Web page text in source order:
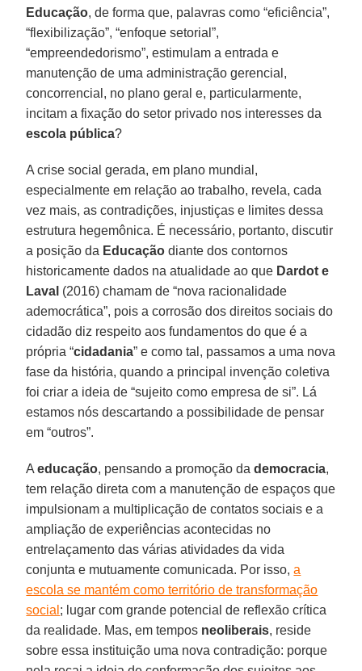
Educação, de forma que, palavras como “eficiência”,
“flexibilização”, “enfoque setorial”,
“empreendedorismo”, estimulam a entrada e
manutenção de uma administração gerencial,
concorrencial, no plano geral e, particularmente,
incitam a fixação do setor privado nos interesses da
escola pública?
A crise social gerada, em plano mundial,
especialmente em relação ao trabalho, revela, cada
vez mais, as contradições, injustiças e limites dessa
estrutura hegemônica. É necessário, portanto, discutir
a posição da Educação diante dos contornos
historicamente dados na atualidade ao que Dardot e
Laval (2016) chamam de “nova racionalidade
ademocrática”, pois a corrosão dos direitos sociais do
cidadão diz respeito aos fundamentos do que é a
própria “cidadania” e como tal, passamos a uma nova
fase da história, quando a principal invenção coletiva
foi criar a ideia de “sujeito como empresa de si”. Lá
estamos nós descartando a possibilidade de pensar
em “outros”.
Aeducação, pensando a promoção dademocracia,
tem relação direta com a manutenção de espaços que
impulsionam a multiplicação de contatos sociais e a
ampliação de experiências acontecidas no
entrelaçamento das várias atividades da vida
conjunta e mutuamente comunicada. Por isso,a
escola se mantém como território de transformação
social ; lugar com grande potencial de reflexão crítica
da realidade. Mas, em tempos neoliberais, reside
sobre essa instituição uma nova contradição: porque